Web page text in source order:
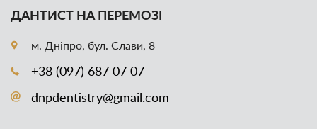
ДАНТИСТ НА ПЕРЕМОЗІ
м. Дніпро, бул. Слави, 8
+38 (097) 687 07 07
dnpdentistry@gmail.com